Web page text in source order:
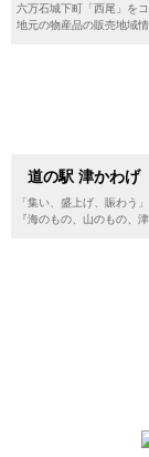
六万石城下町「西尾」を
地元の物産品の販売地域
道の駅 津かわげ
「集い、盛上げ、賑わう
『海のもの、山のもの、